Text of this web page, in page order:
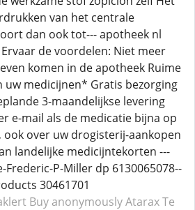
van het centrale
dan ook tot--- apotheek nl
de voordelen: Niet meer
komen in de apotheek Ruime
uw medicijnen* Gratis bezorging
3-maandelijkse levering
e-mail als de medicatie bijna op
ook over uw drogisterij-aankopen
landelijke medicijntekorten ---
P-Miller dp 6130065078--
30461701
Buy anonymously AtaraxTe